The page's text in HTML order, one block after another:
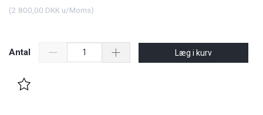
(2.800,00 DKK u/Moms)
Antal Læg i kurv